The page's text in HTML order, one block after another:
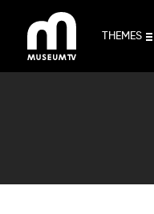
contenu
THEMES